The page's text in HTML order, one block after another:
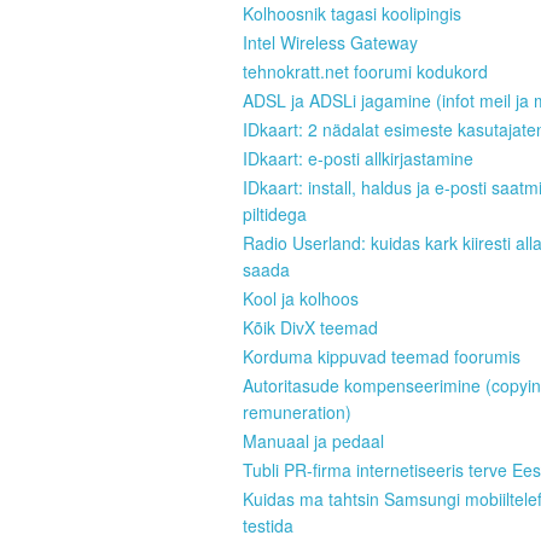
Kolhoosnik tagasi koolipingis
Intel Wireless Gateway
tehnokratt.net foorumi kodukord
ADSL ja ADSLi jagamine (infot meil ja
IDkaart: 2 nädalat esimeste
IDkaart: e-posti allkirjastamine
IDkaart: install, haldus ja e-posti
piltidega
Radio Userland: kuidas kark kiiresti alla
saada
Kool ja kolhoos
Kõik DivX teemad
Korduma kippuvad teemad foorumis
Autoritasude kompenseerimine
remuneration)
Manuaal ja pedaal
Tubli PR-firma internetiseeris terve
Kuidas ma tahtsin Samsungi
testida